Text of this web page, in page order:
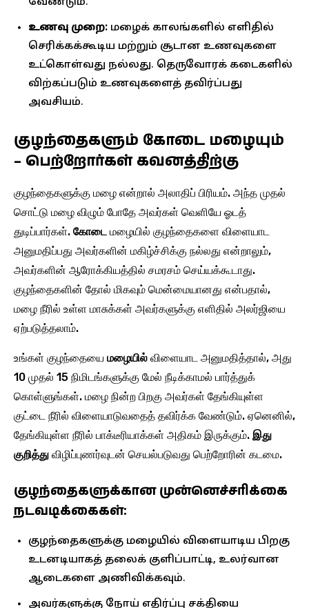
உணவு முறை: மழைக் காலங்களில் எளிதில்
செரிக்கக்கூடிய மற்றும் சூடான உணவுகளை
உட்கொள்வது நல்லது. தெருவோரக் கடைகளில்
விற்கப்படும் உணவுகளைத் தவிர்ப்பது
அவசியம்.
குழந்தைகளும் கோடை மழையும்
– பெற்றோர்கள் கவனத்திற்கு
குழந்தைகளுக்கு மழை என்றால் அலாதிப் பிரியம். அந்த முதல்
சொட்டு மழை விழும் போதே அவர்கள் வெளியே ஓடத்
துடிப்பார்கள். கோடை மழையில் குழந்தைகளை விளையாட
அனுமதிப்பது அவர்களின் மகிழ்ச்சிக்கு நல்லது என்றாலும்,
அவர்களின் ஆரோக்கியத்தில் சமரசம் செய்யக்கூடாது.
குழந்தைகளின் தோல் மிகவும் மென்மையானது என்பதால்,
மழை நீரில் உள்ள மாசுக்கள் அவர்களுக்கு எளிதில் அலர்ஜியை
ஏற்படுத்தலாம்.
உங்கள் குழந்தையை மழையில் விளையாட அனுமதித்தால், அது
10 முதல் 15 நிமிடங்களுக்கு மேல் நீடிக்காமல் பார்த்துக்
கொள்ளுங்கள். மழை நின்ற பிறகு அவர்கள் தேங்கியுள்ள
குட்டை நீரில் விளையாடுவதைத் தவிர்க்க வேண்டும். ஏனெனில்,
தேங்கியுள்ள நீரில் பாக்டீரியாக்கள் அதிகம் இருக்கும். இது
குறித்து விழிப்புணர்வுடன் செயல்படுவது பெற்றோரின் கடமை.
குழந்தைகளுக்கான முன்னெச்சரிக்கை
நடவடிக்கைகள்:
குழந்தைகளுக்கு மழையில் விளையாடிய பிறகு
உடனடியாகத் தலைக் குளிப்பாட்டி, உலர்வான
ஆடைகளை அணிவிக்கவும்.
அவர்களுக்கு நோய் எதிர்ப்பு சக்தியை